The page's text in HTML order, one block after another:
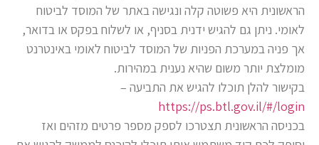
הראשונית היא פשוטה קלה ונגישה באתר של המוסד לביטוח
לאומי. ניתן גם להגיש ידנית בסניף, או לשלוח בפקס או בדואר,
אך פניה במערכת הפניות של המוסד לביטוח לאומי באינטרנט
מומלצת יותר משום שהיא נענית במהירות.
בקישור להלן תוכלו להגיש את התביעה –
https://ps.btl.gov.il/#/login
בכניסה הראשונית תצטרכו לספק מספר פרטים מזהים ואז